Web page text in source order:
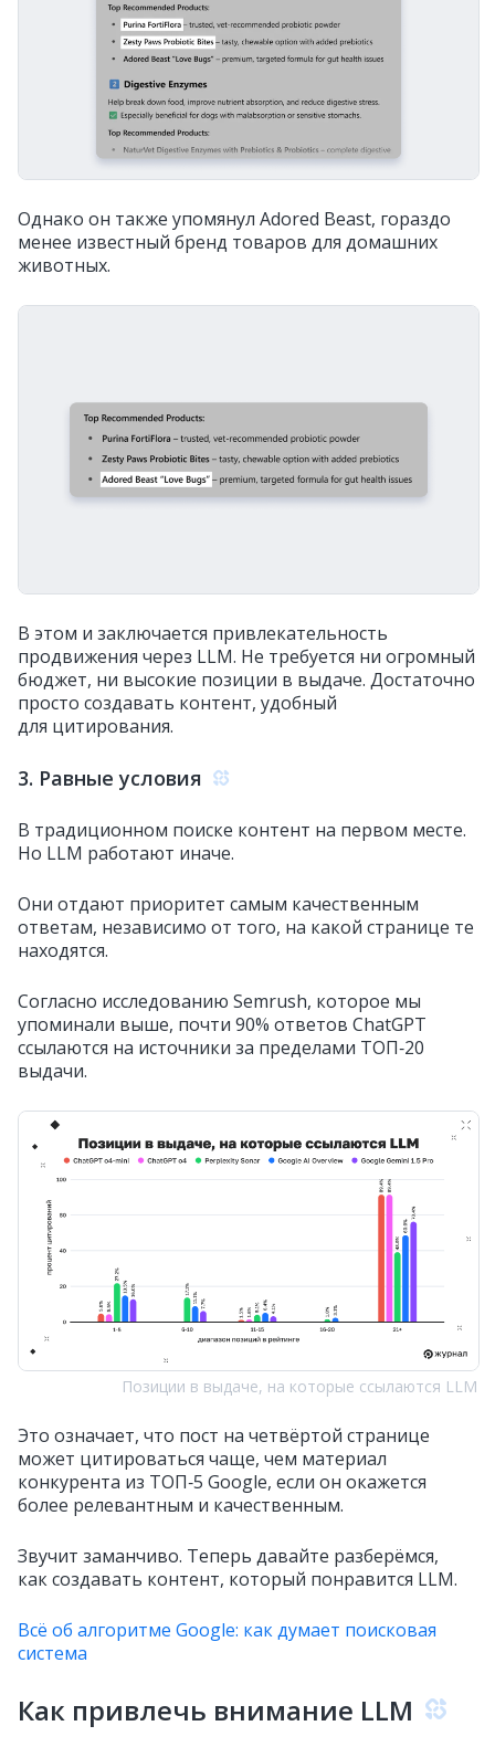
Однако он также упомянул Adored Beast, гораздо
менее известный бренд товаров для домашних
животных.
В этом и заключается привлекательность
продвижения через LLM. Не требуется ни огромный
бюджет, ни высокие позиции в выдаче. Достаточно
просто создавать контент, удобный
для цитирования.
3. Равные условия
В традиционном поиске контент на первом месте.
Но LLM работают иначе.
Они отдают приоритет самым качественным
ответам, независимо от того, на какой странице те
находятся.
Согласно исследованию Semrush, которое мы
упоминали выше, почти 90% ответов ChatGPT
ссылаются на источники за пределами ТОП‑20
выдачи.
Позиции в выдаче, на которые ссылаются LLM
Это означает, что пост на четвёртой странице
может цитироваться чаще, чем материал
конкурента из ТОП‑5 Google, если он окажется
более релевантным и качественным.
Звучит заманчиво. Теперь давайте разберёмся,
как создавать контент, который понравится LLM.
Всё об алгоритме Google: как думает поисковая
система
Как привлечь внимание LLM